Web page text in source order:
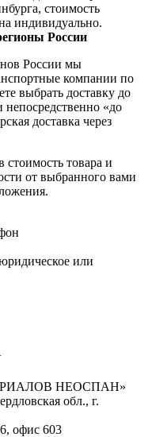
стоимость
индивидуально.
России
России мы
компании по
выбрать доставку до
«до
доставка через
товара и
от выбранного вами
или
НЕОСПАН»
обл., г.
офис 603